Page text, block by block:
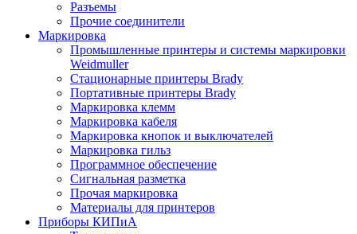
Разъемы
Прочие соединители
Маркировка
Промышленные принтеры и системы маркировки
Weidmuller
Стационарные принтеры Brady
Портативные принтеры Brady
Маркировка клемм
Маркировка кабеля
Маркировка кнопок и выключателей
Маркировка гильз
Программное обеспечение
Сигнальная разметка
Прочая маркировка
Материалы для принтеров
Приборы КИПиА